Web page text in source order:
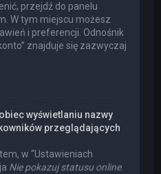
przejdź do panelu
W tym miejscu możesz
i preferencji. Odnośnik
znajduje się zazwyczaj
wyświetlaniu nazwy
przeglądających
w “Ustawieniach
Nie pokazuj statusu online.